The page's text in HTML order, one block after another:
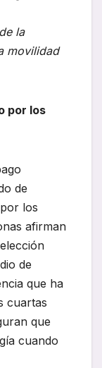
la
movilidad
por los
de
los
afirman
de
que ha
cuartas
que
cuando